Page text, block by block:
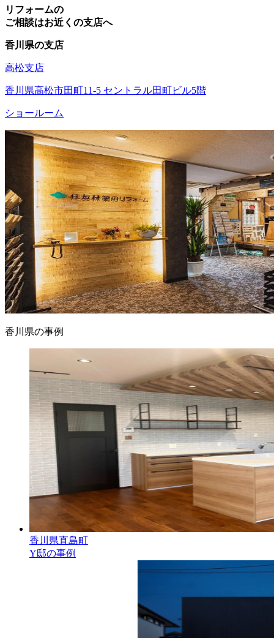
リフォームの
ご相談はお近くの支店へ
香川県の支店
高松支店
香川県高松市田町11-5 セントラル田町ビル5階
ショールーム
香川県の事例
香川県直島町
Y邸の事例